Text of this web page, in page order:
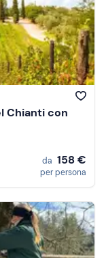
Chianti con
da 158 €
per persona